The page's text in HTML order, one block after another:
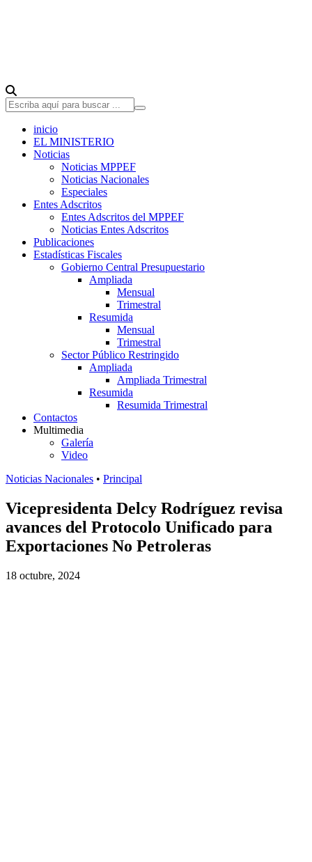
inicio
EL MINISTERIO
Noticias
Noticias MPPEF
Noticias Nacionales
Especiales
Entes Adscritos
Entes Adscritos del MPPEF
Noticias Entes Adscritos
Publicaciones
Estadísticas Fiscales
Gobierno Central Presupuestario
Ampliada
Mensual
Trimestral
Resumida
Mensual
Trimestral
Sector Público Restringido
Ampliada
Ampliada Trimestral
Resumida
Resumida Trimestral
Contactos
Multimedia
Galería
Video
Noticias Nacionales • Principal
Vicepresidenta Delcy Rodríguez revisa
avances del Protocolo Unificado para
Exportaciones No Petroleras
18 octubre, 2024